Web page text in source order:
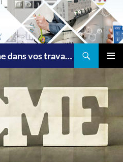
123elec vous accompagne dans vos travaux